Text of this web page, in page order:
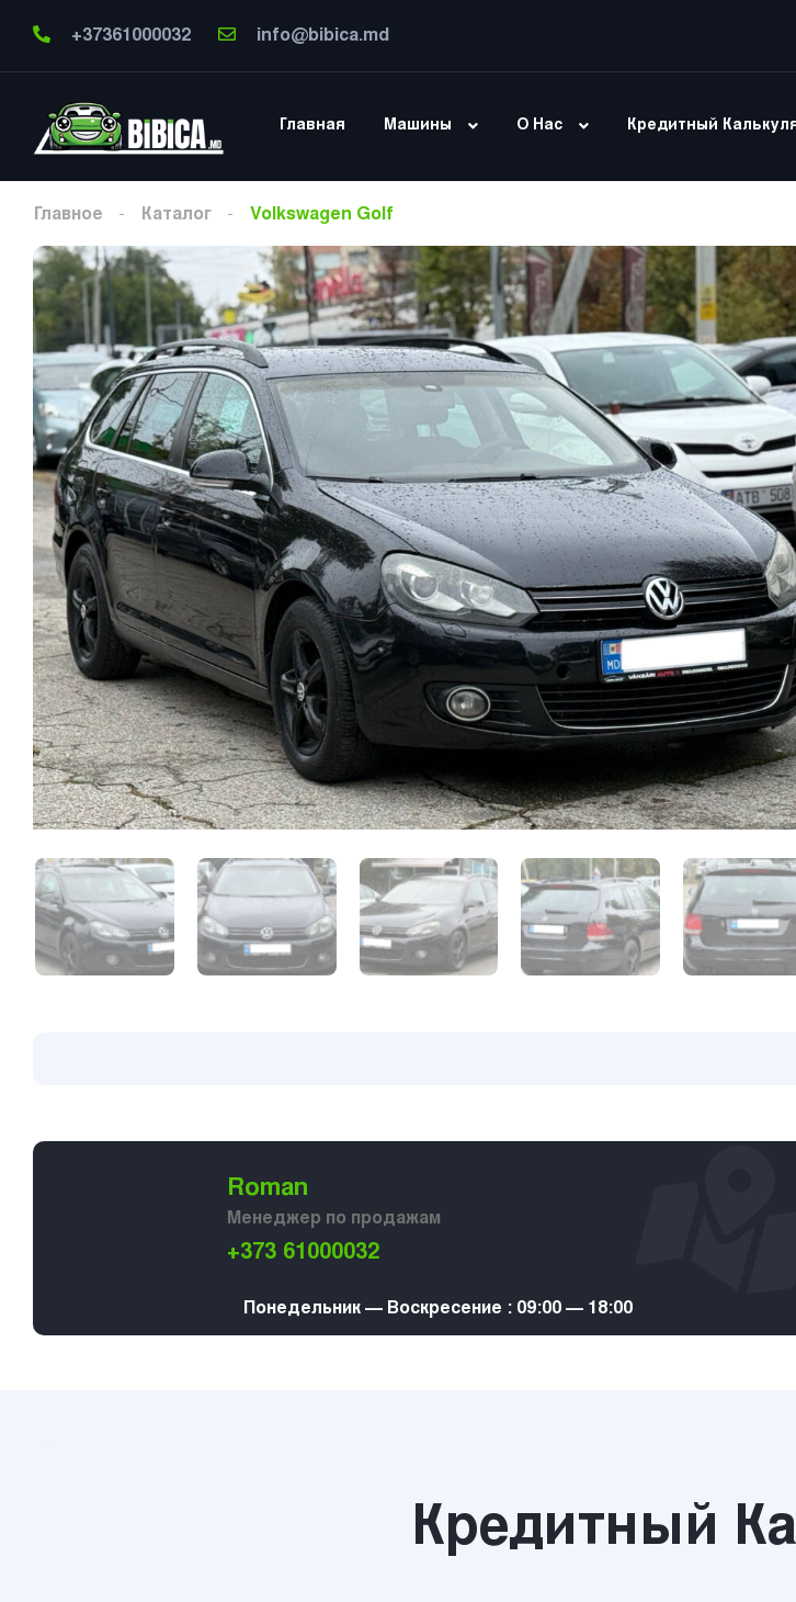
+37361000032 info@bibica.md
Главная Машины О Нас Кредитный
Главное Каталог Volkswagen Golf
Roman
Менеджер по продажам
+373 61000032
Понедельник — Воскресение : 09:00 — 18:00
Кредитный